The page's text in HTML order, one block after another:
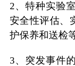
2、特种实验
安全性评估、
护保养和送检
3、突发事件